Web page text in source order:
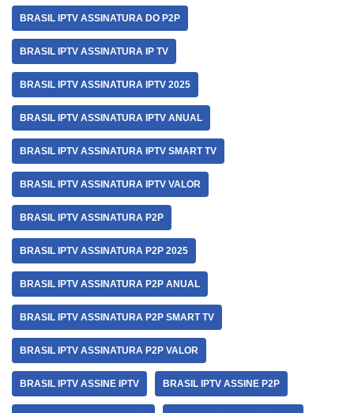
BRASIL IPTV ASSINATURA DO P2P
BRASIL IPTV ASSINATURA IP TV
BRASIL IPTV ASSINATURA IPTV 2025
BRASIL IPTV ASSINATURA IPTV ANUAL
BRASIL IPTV ASSINATURA IPTV SMART TV
BRASIL IPTV ASSINATURA IPTV VALOR
BRASIL IPTV ASSINATURA P2P
BRASIL IPTV ASSINATURA P2P 2025
BRASIL IPTV ASSINATURA P2P ANUAL
BRASIL IPTV ASSINATURA P2P SMART TV
BRASIL IPTV ASSINATURA P2P VALOR
BRASIL IPTV ASSINE IPTV BRASIL IPTV ASSINE P2P